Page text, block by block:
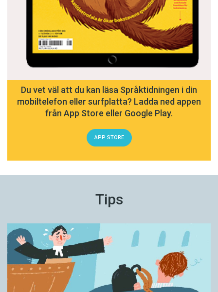
Du vet väl att du kan läsa Språktidningen i din
mobiltelefon eller surfplatta? Ladda ned appen
från App Store eller Google Play.
APP STORE
Tips